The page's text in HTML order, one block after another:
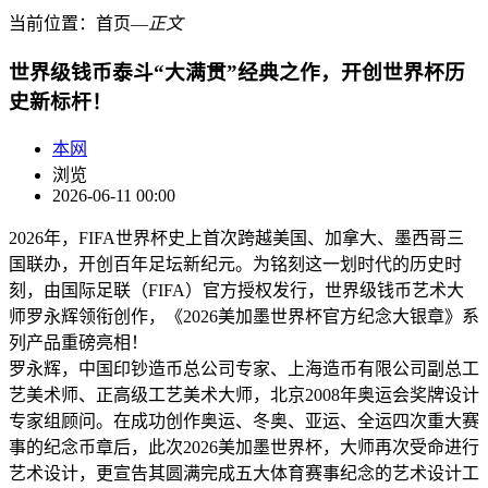
当前位置： 首页―正文
世界级钱币泰斗“大满贯”经典之作，开创世界杯历
史新标杆！
本网
浏览
2026-06-11 00:00
2026年，FIFA世界杯史上首次跨越美国、加拿大、墨西哥三
国联办，开创百年足坛新纪元。为铭刻这一划时代的历史时
刻，由国际足联（FIFA）官方授权发行，世界级钱币艺术大
师罗永辉领衔创作，《2026美加墨世界杯官方纪念大银章》系
列产品重磅亮相！
罗永辉，中国印钞造币总公司专家、上海造币有限公司副总工
艺美术师、正高级工艺美术大师，北京2008年奥运会奖牌设计
专家组顾问。在成功创作奥运、冬奥、亚运、全运四次重大赛
事的纪念币章后，此次2026美加墨世界杯，大师再次受命进行
艺术设计，更宣告其圆满完成五大体育赛事纪念的艺术设计工